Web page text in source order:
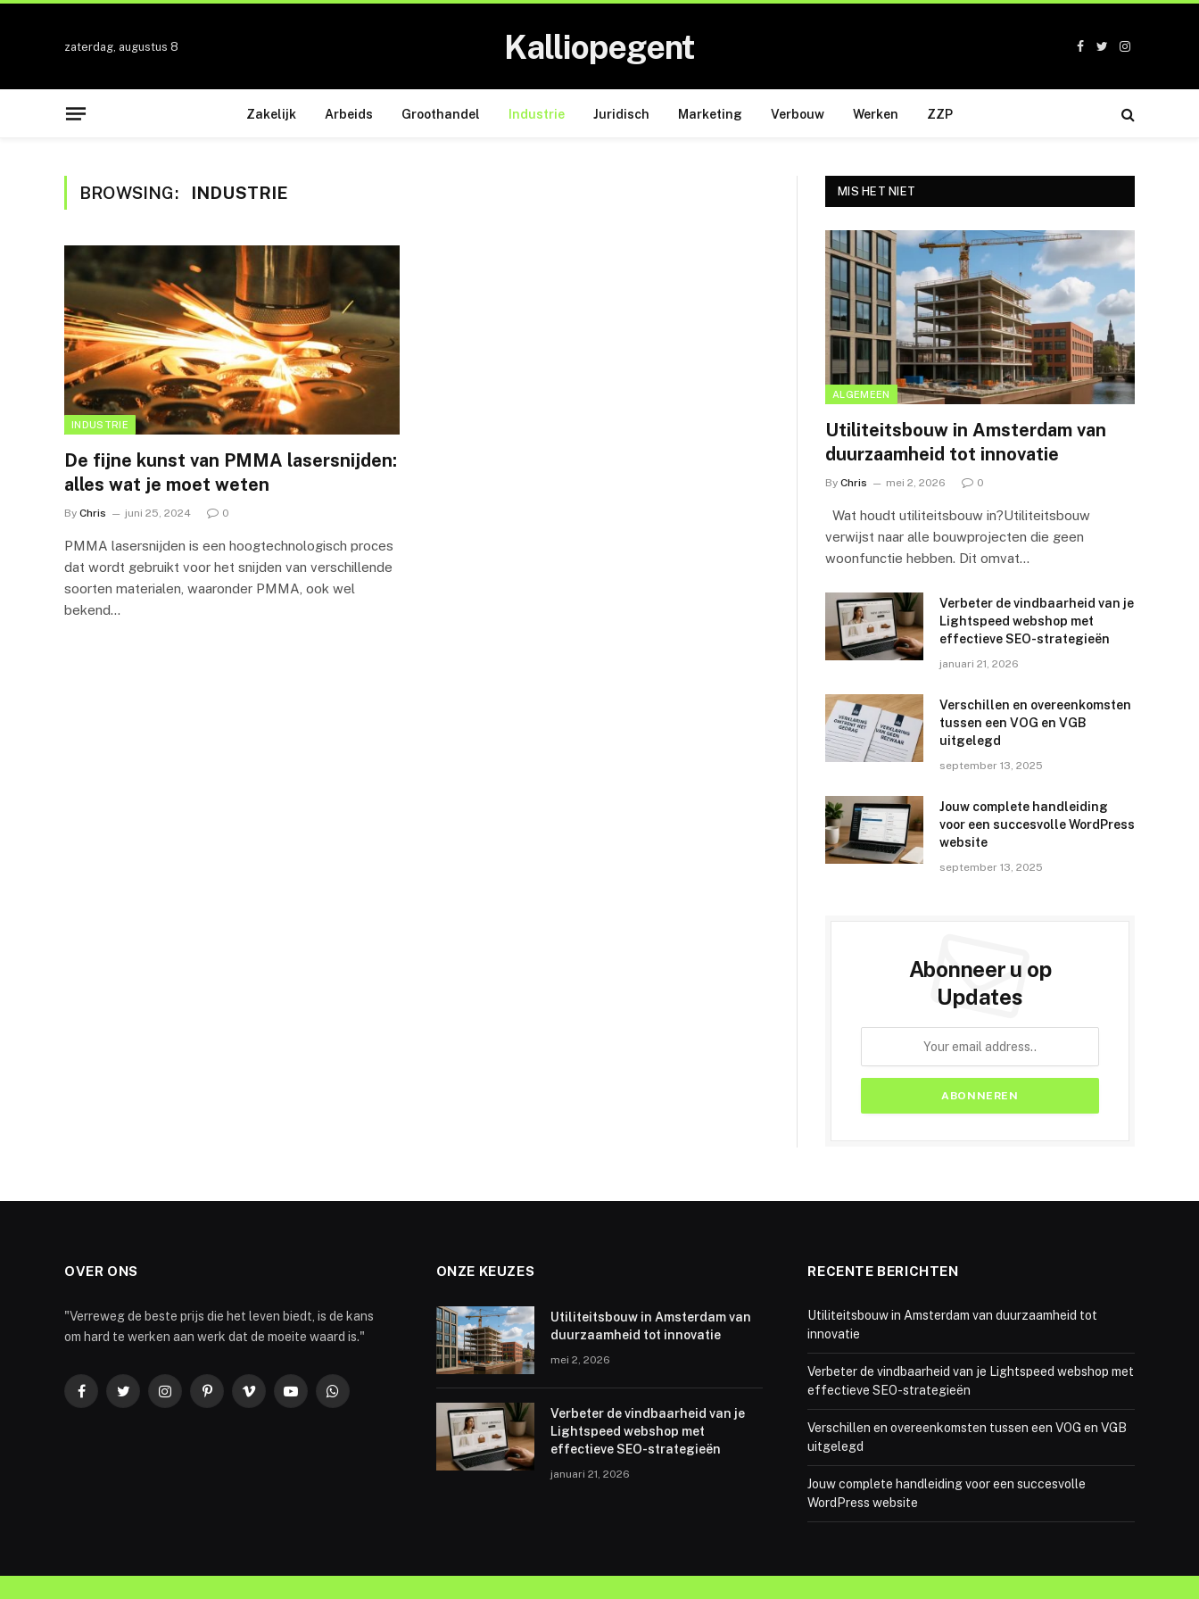
zaterdag, augustus 8 Kalliopegent Facebook
TwitterInstagram
Zakelijk Arbeids Groothandel Industrie Juridisch Marketing Verbouw Werken ZZP
BROWSING: INDUSTRIE
INDUSTRIE
De fijne kunst van PMMA lasersnijden:
alles wat je moet weten
By Chris juni 25, 2024 0
PMMA lasersnijden is een hoogtechnologisch proces
dat wordt gebruikt voor het snijden van verschillende
soorten materialen, waaronder PMMA, ook wel
bekend…
MIS HET NIET
ALGEMEEN
Utiliteitsbouw in Amsterdam van
duurzaamheid tot innovatie
By Chris mei 2, 2026 0
Wat houdt utiliteitsbouw in?Utiliteitsbouw
verwijst naar alle bouwprojecten die geen
woonfunctie hebben. Dit omvat…
Verbeter de vindbaarheid van je
Lightspeed webshop met
effectieve SEO-strategieën
januari 21, 2026
Verschillen en overeenkomsten
tussen een VOG en VGB
uitgelegd
september 13, 2025
Jouw complete handleiding
voor een succesvolle WordPress
website
september 13, 2025
Abonneer u op
Updates
OVER ONS
"Verreweg de beste prijs die het leven biedt, is de kans
om hard te werken aan werk dat de moeite waard is."
FacebookTwitterInstagramPinterestVimeo YouTubeWhatsApp
ONZE KEUZES
Utiliteitsbouw in Amsterdam van
duurzaamheid tot innovatie
mei 2, 2026
Verbeter de vindbaarheid van je
Lightspeed webshop met
effectieve SEO-strategieën
januari 21, 2026
RECENTE BERICHTEN
Utiliteitsbouw in Amsterdam van duurzaamheid tot
innovatie
Verbeter de vindbaarheid van je Lightspeed webshop met
effectieve SEO-strategieën
Verschillen en overeenkomsten tussen een VOG en VGB
uitgelegd
Jouw complete handleiding voor een succesvolle
WordPress website